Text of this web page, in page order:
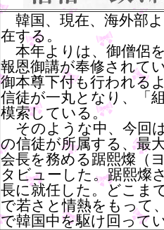
韓国、現在、海外部
在する。
本年よりは、御僧侶
報恩御講が奉修されて
御本尊下付も行われる
信徒が一丸となり、「
模索している。
そのような中、今回
の信徒が所属する、最
会長を務める踞熙燦
タビューした。踞熙燦
長に就任した。どこま
で若さと情熱をもって
で韓国中を駆け回って